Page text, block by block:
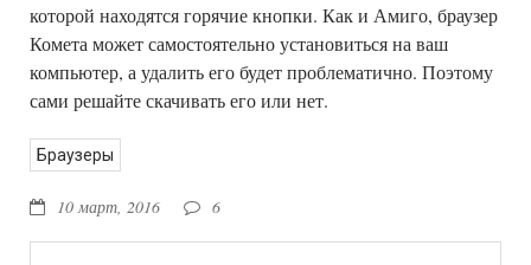
которой находятся горячие кнопки. Как и Амиго, браузер
Комета может самостоятельно установиться на ваш
компьютер, а удалить его будет проблематично. Поэтому
сами решайте скачивать его или нет.
Браузеры
10 март, 2016 6